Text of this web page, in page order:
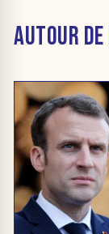
AUTOUR DE